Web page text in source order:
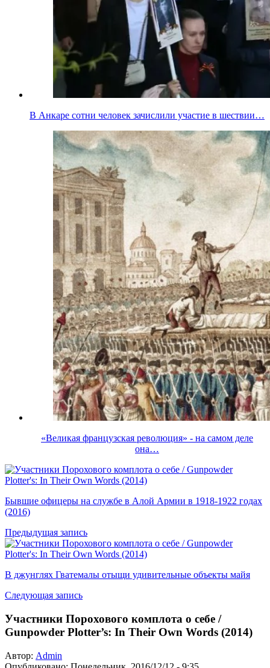
В Анкаре сотни человек зачислили участие в шествии…
«Великая французская революция» - на самом деле
она…
Бывшие офицеры на службе в Алой Армии в 1918-1922 годах
(2016)
Предыдущая запись
В джунглях Гватемалы отыщи удивительные объекты майя
Следующая запись
Участники Порохового комплота о себе /
Gunpowder Plotter’s: In Their Own Words (2014)
Автор: Admin